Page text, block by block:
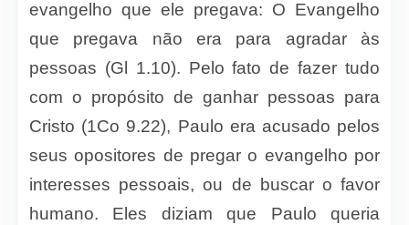
evangelho que ele pregava: O Evangelho
que pregava não era para agradar às
pessoas (Gl 1.10). Pelo fato de fazer tudo
com o propósito de ganhar pessoas para
Cristo (1Co 9.22), Paulo era acusado pelos
seus opositores de pregar o evangelho por
interesses pessoais, ou de buscar o favor
humano. Eles diziam que Paulo queria